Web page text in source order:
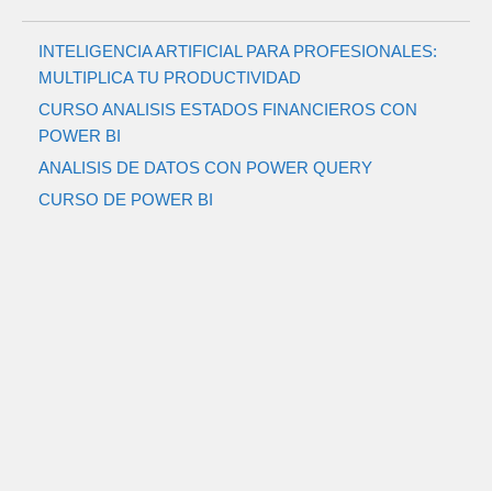
INTELIGENCIA ARTIFICIAL PARA PROFESIONALES:
MULTIPLICA TU PRODUCTIVIDAD
CURSO ANALISIS ESTADOS FINANCIEROS CON
POWER BI
ANALISIS DE DATOS CON POWER QUERY
CURSO DE POWER BI